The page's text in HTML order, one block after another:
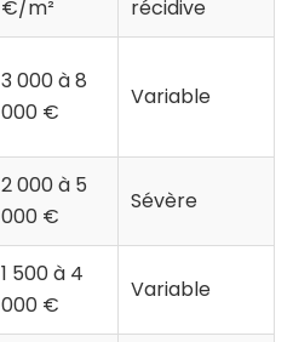
€/m² récidive
3 000 à 8
000 €
Variable
2 000 à 5
000 €
Sévère
1 500 à 4
000 €
Variable